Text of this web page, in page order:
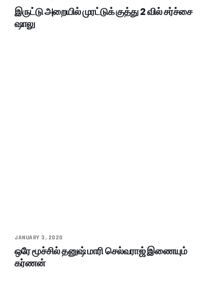
இருட்டு அறையில் முரட்டுக் குத்து 2 வில் சர்ச்சை
ஷாலு
JANUARY 3, 2020
ஒரே மூச்சில் தனுஷ் மாரி செல்வராஜ் இணையும்
கர்ணன்